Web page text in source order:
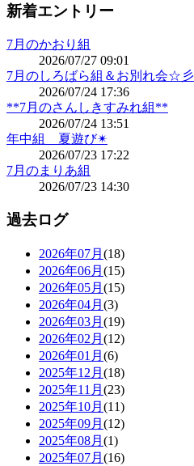
新着エントリー
7月のかおり組
2026/07/27 09:01
7月のしろばら組＆お別れ会☆彡
2026/07/24 17:36
**7月のさんしきすみれ組**
2026/07/24 13:51
年中組 夏遊び✴
2026/07/23 17:22
7月のまりあ組
2026/07/23 14:30
過去ログ
2026年07月 (18)
2026年06月 (15)
2026年05月 (15)
2026年04月 (3)
2026年03月 (19)
2026年02月 (12)
2026年01月 (6)
2025年12月 (18)
2025年11月 (23)
2025年10月 (11)
2025年09月 (12)
2025年08月 (1)
2025年07月 (16)